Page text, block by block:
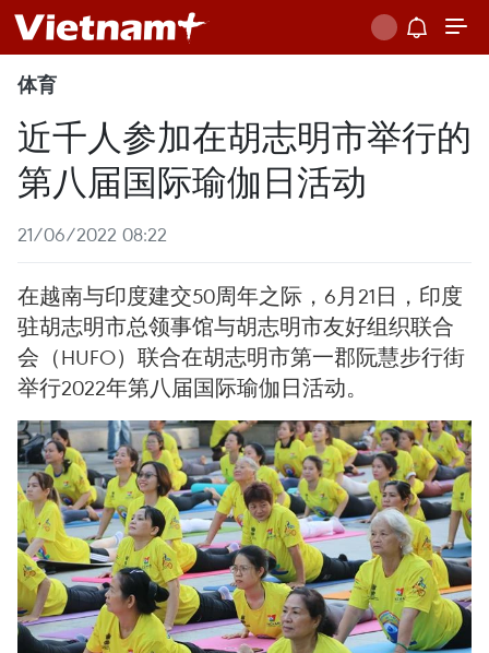
体育
近千人参加在胡志明市举行的
第八届国际瑜伽日活动
21/06/2022 08:22
在越南与印度建交50周年之际，6月21日，印度
驻胡志明市总领事馆与胡志明市友好组织联合
会（HUFO）联合在胡志明市第一郡阮慧步行街
举行2022年第八届国际瑜伽日活动。